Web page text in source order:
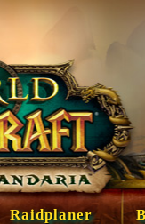
Raidplaner